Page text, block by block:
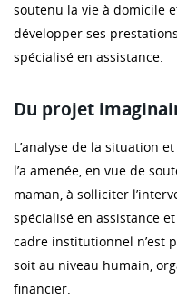
soutenu la vie à domicile
développer ses
spécialisé en assistance.
Du projet
L’analyse de la situation
l’a amenée, en vue de
maman, à solliciter
spécialisé en assistance
cadre institutionnel n’est
soit au niveau humain,
financier.